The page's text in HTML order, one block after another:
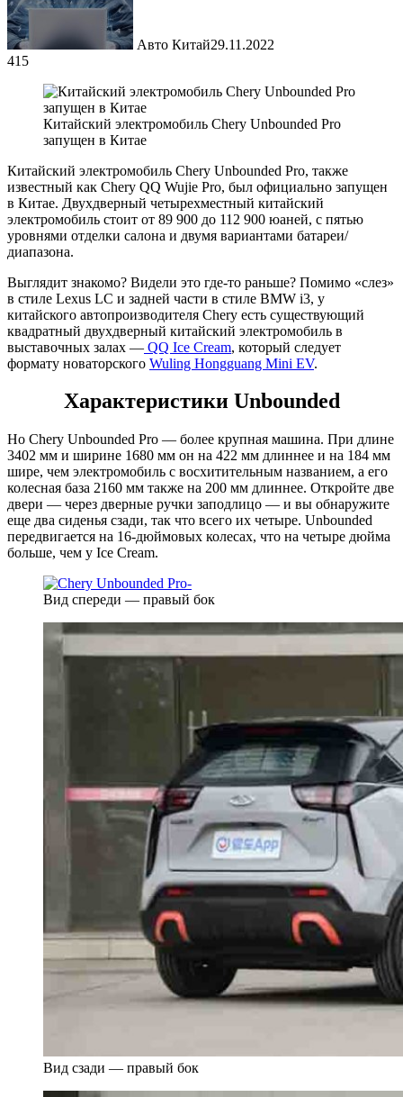
Авто Китай29.11.2022
415
Китайский электромобиль Chery Unbounded Pro
запущен в Китае
Китайский электромобиль Chery Unbounded Pro, также
известный как Chery QQ Wujie Pro, был официально запущен
в Китае. Двухдверный четырехместный китайский
электромобиль стоит от 89 900 до 112 900 юаней, с пятью
уровнями отделки салона и двумя вариантами батареи/
диапазона.
Выглядит знакомо? Видели это где-то раньше? Помимо «слез»
в стиле Lexus LC и задней части в стиле BMW i3, у
китайского автопроизводителя Chery есть существующий
квадратный двухдверный китайский электромобиль в
выставочных залах — QQ Ice Cream, который следует
формату новаторского Wuling Hongguang Mini EV.
Характеристики Unbounded
Но Chery Unbounded Pro — более крупная машина. При длине
3402 мм и ширине 1680 мм он на 422 мм длиннее и на 184 мм
шире, чем электромобиль с восхитительным названием, а его
колесная база 2160 мм также на 200 мм длиннее. Откройте две
двери — через дверные ручки заподлицо — и вы обнаружите
еще два сиденья сзади, так что всего их четыре. Unbounded
передвигается на 16-дюймовых колесах, что на четыре дюйма
больше, чем у Ice Cream.
Вид спереди — правый бок
Вид сзади — правый бок